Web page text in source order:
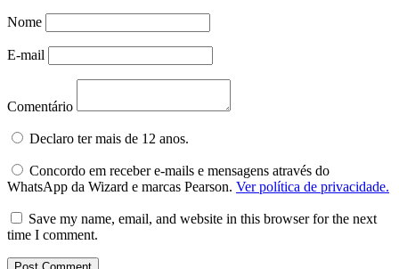
Nome
E-mail
Comentário
Declaro ter mais de 12 anos.
Concordo em receber e-mails e mensagens através do
WhatsApp da Wizard e marcas Pearson. Ver política de privacidade.
Save my name, email, and website in this browser for the next
time I comment.